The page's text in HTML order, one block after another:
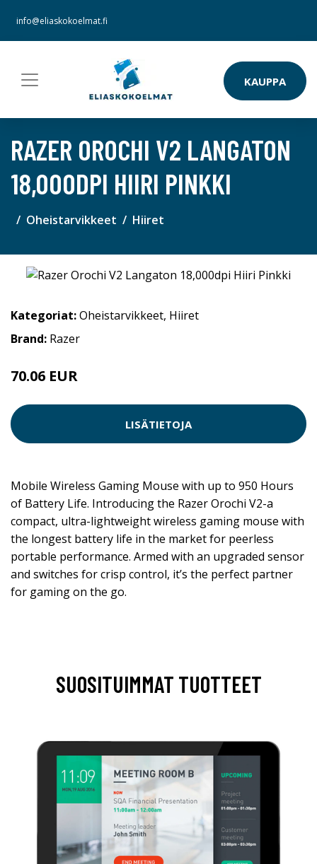
info@eliaskokoelmat.fi
KAUPPA
RAZER OROCHI V2 LANGATON
18,000DPI HIIRI PINKKI
Oheistarvikkeet Hiiret
Kategoriat:Oheistarvikkeet, Hiiret
Brand: Razer
70.06 EUR
LISÄTIETOJA
Mobile Wireless Gaming Mouse with up to 950 Hours
of Battery Life. Introducing the Razer Orochi V2-a
compact, ultra-lightweight wireless gaming mouse with
the longest battery life in the market for peerless
portable performance. Armed with an upgraded sensor
and switches for crisp control, it’s the perfect partner
for gaming on the go.
SUOSITUIMMAT TUOTTEET